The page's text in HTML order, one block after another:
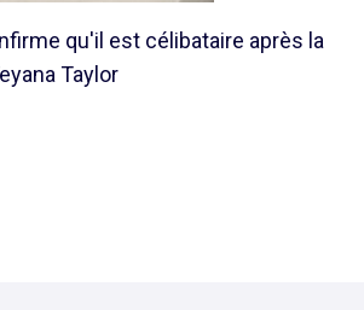
qu'il est célibataire après la
Taylor